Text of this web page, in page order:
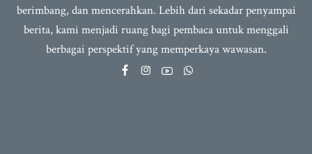
berimbang, dan mencerahkan. Lebih dari sekadar penyampai
berita, kami menjadi ruang bagi pembaca untuk menggali
berbagai perspektif yang memperkaya wawasan.